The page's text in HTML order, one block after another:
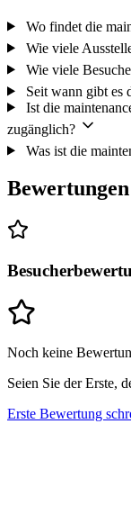
Wo findet die
Wie viele
Wie viele
Seit wann gibt es
Ist die
zugänglich?
Was ist die
Noch keine
Seien Sie der Erste,
Erste Bewertung